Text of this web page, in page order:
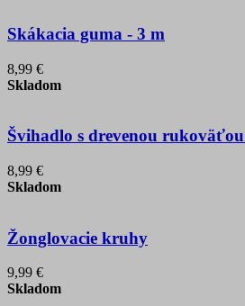
Skákacia guma - 3 m
8,99 €
Skladom
Švihadlo s drevenou
8,99 €
Skladom
Žonglovacie kruhy
9,99 €
Skladom